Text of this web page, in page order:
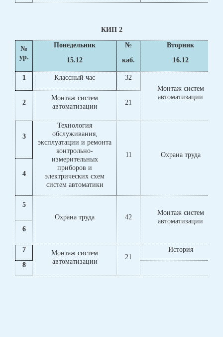
КИП 2
№
ур.
Понедельник
15.12
№
каб.
Вторник
16.12
1 Классный час
32
Монтаж систем
автоматизации
2
Монтаж систем
автоматизации
21
3
Технология
обслуживания,
эксплуатации и ремонта
контрольно-
измерительных
приборов и
электрических схем
систем автоматики
11 Охрана труда
4
5
Охрана труда
42
Монтаж систем
автоматизации
6
7
Монтаж систем
автоматизации
21
История
8